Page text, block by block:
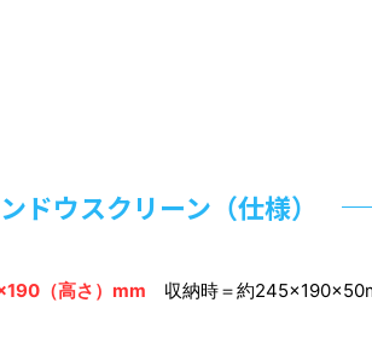
ドウスクリーン（仕様）
（高さ）mm 収納時＝約